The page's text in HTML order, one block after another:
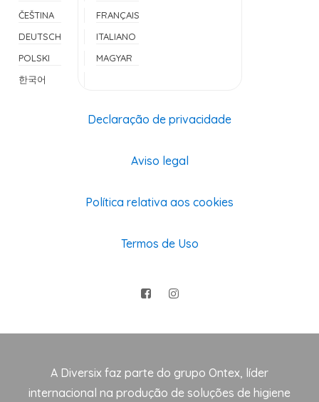
ČEŠTINA
FRANÇAIS
DEUTSCH
ITALIANO
POLSKI
MAGYAR
한국어
Declaração de privacidade
Aviso legal
Política relativa aos cookies
Termos de Uso
A Diversix faz parte do grupo Ontex, líder
internacional na produção de soluções de higiene